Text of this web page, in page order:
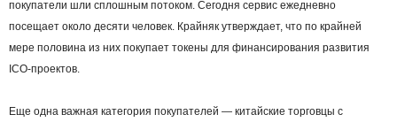
покупатели шли сплошным потоком. Сегодня сервис ежедневно
посещает около десяти человек. Крайняк утверждает, что по крайней
мере половина из них покупает токены для финансирования развития
ICO-проектов.
Еще одна важная категория покупателей — китайские торговцы с